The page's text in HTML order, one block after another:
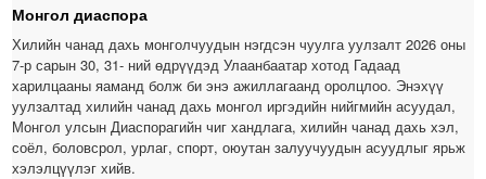
Монгол диаспора
Хилийн чанад дахь монголчуудын нэгдсэн чуулга уулзалт 2026 оны
7-р сарын 30, 31- ний өдрүүдэд Улаанбаатар хотод Гадаад
харилцааны яаманд болж би энэ ажиллагаанд оролцлоо. Энэхүү
уулзалтад хилийн чанад дахь монгол иргэдийн нийгмийн асуудал,
Монгол улсын Диаспорагийн чиг хандлага, хилийн чанад дахь хэл,
соёл, боловсрол, урлаг, спорт, оюутан залуучуудын асуудлыг ярьж
хэлэлцүүлэг хийв.